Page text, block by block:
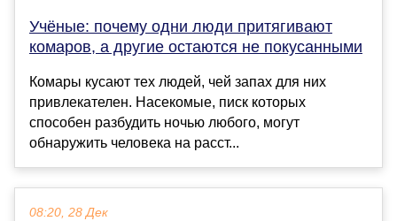
Учёные: почему одни люди притягивают
комаров, а другие остаются не покусанными
Комары кусают тех людей, чей запах для них
привлекателен. Насекомые, писк которых
способен разбудить ночью любого, могут
обнаружить человека на расст...
08:20, 28 Дек